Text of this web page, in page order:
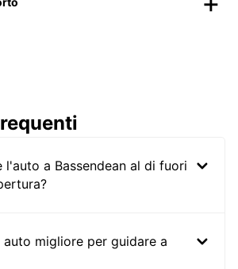
l'auto a Bassendean al di fuori
migliore per guidare a